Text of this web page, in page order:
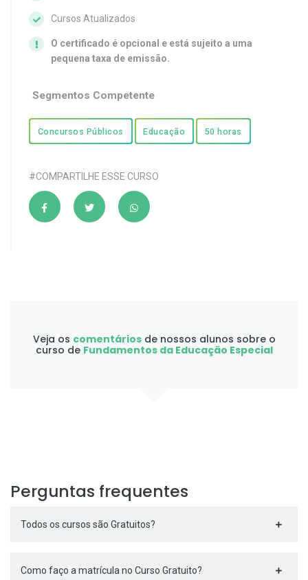
Cursos Atualizados
O certificado é opcional e está sujeito a uma
pequena taxa de emissão.
Segmentos Competente
Concursos Públicos Educação 50 horas
#COMPARTILHE ESSE CURSO
Veja os comentáriosde nossos alunos sobre o
curso de Fundamentos da Educação Especial
Perguntas frequentes
Todos os cursos são Gratuitos?
Como faço a matrícula no Curso Gratuito?